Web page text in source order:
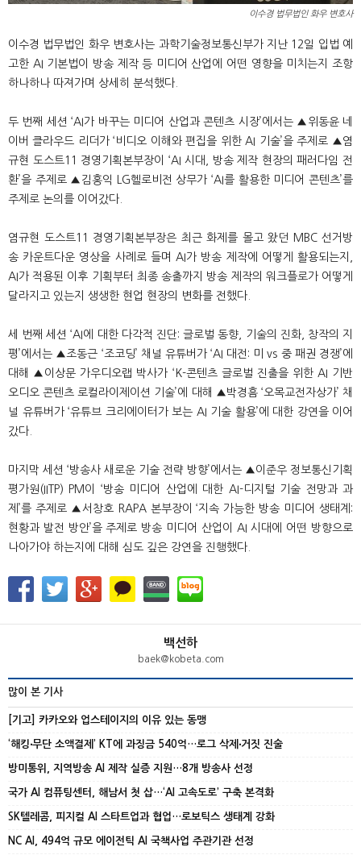
이수경 법무법인 화우 변호사
이수경 법무법인 화우 변호사는 과학기술정보통신부가 지난 12일 입법 예
고한 AI 기본법이 방송 제작 등 미디어 산업에 어떤 영향을 미치는지 조항
하나하나 따져가며 상세히 분석했다.
두 번째 세션 ‘AI가 바꾸는 미디어 산업과 콘텐츠 시장’에서는 ▲위동윤 네
이버 클라우드 리더가 ‘비디오 이해와 편집을 위한 AI 기술’을 주제로 ▲염
규현 도스트11 경영기획본부장이 ‘AI 시대, 방송 제작 현장의 패러다임 전
환’을 주제로 ▲김홍익 LG헬로비전 상무가 ‘AI를 활용한 미디어 콘텐츠’를
주제로 논의를 이어갔다.
염규현 도스트11 경영기획본부장은 최근 화제를 몰고 왔던 MBC 선거방
송 카운트다운 영상을 사례로 들며 AI가 방송 제작에 어떻게 활용되는지,
AI가 적용된 이후 기획부터 최종 송출까지 방송 제작의 워크플로가 어떻게
달라지고 있는지 생생한 현업 현장의 변화를 전했다.
세 번째 세션 ‘AI에 대한 다각적 진단: 글로벌 동향, 기술의 진화, 창작의 지
평’에서는 ▲조동근 ‘조코딩’ 채널 유튜버가 ‘AI 대전: 미 vs 중 패권 경쟁’에
대해 ▲이상문 가우디오랩 박사가 ‘K-콘텐츠 글로벌 진출을 위한 AI 기반
오디오 콘텐츠 로컬라이제이션 기술’에 대해 ▲박경흠 ‘오목교전자상가’ 채
널 유튜버가 ‘유튜브 크리에이터가 보는 AI 기술 활용’에 대한 강연을 이어
갔다.
마지막 세션 ‘방송사 새로운 기술 전략 방향’에서는 ▲이준우 정보통신기획
평가원(IITP) PM이 ‘방송 미디어 산업에 대한 AI-디지털 기술 전망과 과
제’를 주제로 ▲서창호 RAPA 본부장이 ‘지속 가능한 방송 미디어 생태계:
현황과 발전 방안’을 주제로 방송 미디어 산업이 AI 시대에 어떤 방향으로
나아가야 하는지에 대해 심도 깊은 강연을 진행했다.
백선하
baek@kobeta.com
많이 본 기사
[기고] 카카오와 업스테이지의 이유 있는 동맹
‘해킹‧무단 소액결제’ KT에 과징금 540억…로그 삭제‧거짓 진술
방미통위, 지역방송 AI 제작 실증 지원…8개 방송사 선정
국가 AI 컴퓨팅센터, 해남서 첫 삽…‘AI 고속도로’ 구축 본격화
SK텔레콤, 피지컬 AI 스타트업과 협업…로보틱스 생태계 강화
NC AI, 494억 규모 에이전틱 AI 국책사업 주관기관 선정